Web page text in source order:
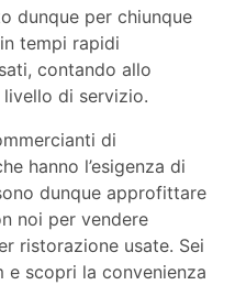
dunque per chiunque
tempi rapidi
contando allo
di servizio.
di
hanno l’esigenza di
dunque approfittare
noi per vendere
ristorazione usate. Sei
e scopri la convenienza